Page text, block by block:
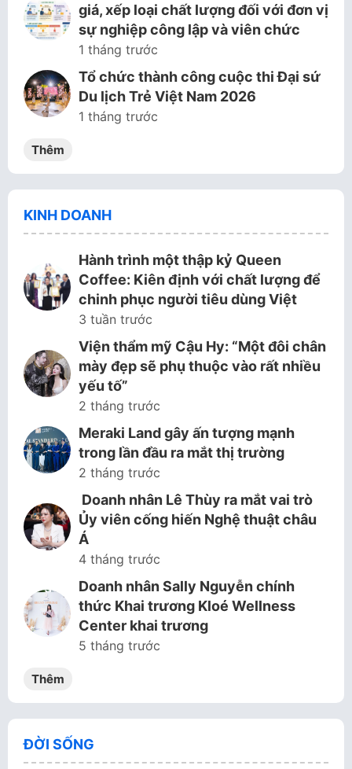
giá, xếp loại chất lượng đối với đơn vị
sự nghiệp công lập và viên chức
1 tháng trước
Tổ chức thành công cuộc thi Đại sứ
Du lịch Trẻ Việt Nam 2026
1 tháng trước
Thêm
KINH DOANH
Hành trình một thập kỷ Queen
Coffee: Kiên định với chất lượng để
chinh phục người tiêu dùng Việt
3 tuần trước
Viện thẩm mỹ Cậu Hy: “Một đôi chân
mày đẹp sẽ phụ thuộc vào rất nhiều
yếu tố”
2 tháng trước
Meraki Land gây ấn tượng mạnh
trong lần đầu ra mắt thị trường
2 tháng trước
Doanh nhân Lê Thùy ra mắt vai trò
Ủy viên cống hiến Nghệ thuật châu
Á
4 tháng trước
Doanh nhân Sally Nguyễn chính
thức Khai trương Kloé Wellness
Center khai trương
5 tháng trước
Thêm
ĐỜI SỐNG